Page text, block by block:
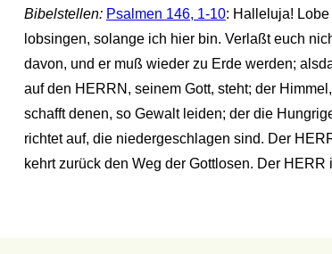
Bibelstellen: Psalmen 146, 1-10: Halleluja!
lobsingen, solange ich hier bin. Verlaßt euch
davon, und er muß wieder zu Erde werden;
auf den HERRN, seinem Gott, steht; der
schafft denen, so Gewalt leiden; der die
richtet auf, die niedergeschlagen sind. Der
kehrt zurück den Weg der Gottlosen. Der